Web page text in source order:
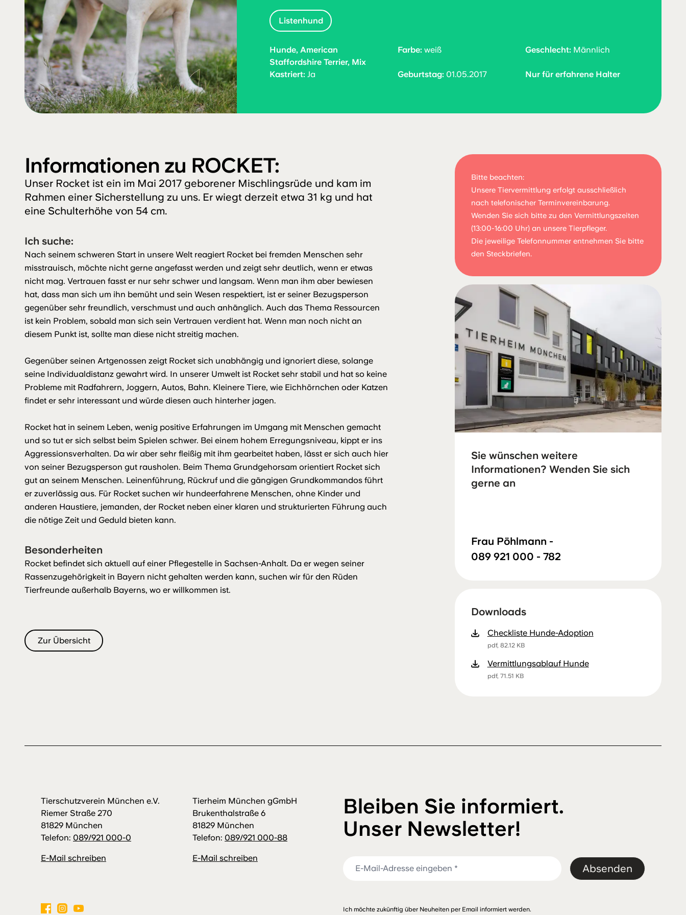
Listenhund
Hunde, American
Staffordshire Terrier, Mix
Farbe:weiß Geschlecht: Männlich
Kastriert: Ja Geburtstag:01.05.2017 Nur für erfahrene Halter
Informationen zu ROCKET:
Unser Rocket ist ein im Mai 2017 geborener Mischlingsrüde und kam im
Rahmen einer Sicherstellung zu uns. Er wiegt derzeit etwa 31 kg und hat
eine Schulterhöhe von 54 cm.
Ich suche:
Nach seinem schweren Start in unsere Welt reagiert Rocket bei fremden Menschen sehr
misstrauisch, möchte nicht gerne angefasst werden und zeigt sehr deutlich, wenn er etwas
nicht mag. Vertrauen fasst er nur sehr schwer und langsam. Wenn man ihm aber bewiesen
hat, dass man sich um ihn bemüht und sein Wesen respektiert, ist er seiner Bezugsperson
gegenüber sehr freundlich, verschmust und auch anhänglich. Auch das Thema Ressourcen
ist kein Problem, sobald man sich sein Vertrauen verdient hat. Wenn man noch nicht an
diesem Punkt ist, sollte man diese nicht streitig machen.
Gegenüber seinen Artgenossen zeigt Rocket sich unabhängig und ignoriert diese, solange
seine Individualdistanz gewahrt wird. In unserer Umwelt ist Rocket sehr stabil und hat so keine
Probleme mit Radfahrern, Joggern, Autos, Bahn. Kleinere Tiere, wie Eichhörnchen oder Katzen
findet er sehr interessant und würde diesen auch hinterher jagen.
Rocket hat in seinem Leben, wenig positive Erfahrungen im Umgang mit Menschen gemacht
und so tut er sich selbst beim Spielen schwer. Bei einem hohem Erregungsniveau, kippt er ins
Aggressionsverhalten. Da wir aber sehr fleißig mit ihm gearbeitet haben, lässt er sich auch hier
von seiner Bezugsperson gut rausholen. Beim Thema Grundgehorsam orientiert Rocket sich
gut an seinem Menschen. Leinenführung, Rückruf und die gängigen Grundkommandos führt
er zuverlässig aus. Für Rocket suchen wir hundeerfahrene Menschen, ohne Kinder und
anderen Haustiere, jemanden, der Rocket neben einer klaren und strukturierten Führung auch
die nötige Zeit und Geduld bieten kann.
Besonderheiten
Rocket befindet sich aktuell auf einer Pflegestelle in Sachsen-Anhalt. Da er wegen seiner
Rassenzugehörigkeit in Bayern nicht gehalten werden kann, suchen wir für den Rüden
Tierfreunde außerhalb Bayerns, wo er willkommen ist.
Zur Übersicht
Bitte beachten:
Unsere Tiervermittlung erfolgt ausschließlich
nach telefonischer Terminvereinbarung.
Wenden Sie sich bitte zu den Vermittlungszeiten
(13:00-16:00 Uhr) an unsere Tierpfleger.
Die jeweilige Telefonnummer entnehmen Sie bitte
den Steckbriefen.
Sie wünschen weitere
Informationen? Wenden Sie sich
gerne an
Frau Pöhlmann -
089 921 000 - 782
Downloads
Checkliste Hunde-Adoption
pdf, 82.12 KB
Vermittlungsablauf Hunde
pdf, 71.51 KB
Tierschutzverein München e.V.
Riemer Straße 270
81829 München
Telefon: 089/921 000-0
E-Mail schreiben
Tierheim München gGmbH
Brukenthalstraße 6
81829 München
Telefon: 089/921 000-88
E-Mail schreiben
Bleiben Sie informiert.
Unser Newsletter!
Absenden
Ich möchte zukünftig über Neuheiten per Email informiert werden.